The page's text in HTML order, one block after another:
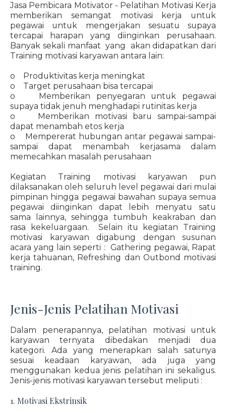
Jasa Pembicara Motivator - Pelatihan Motivasi Kerja
memberikan semangat motivasi kerja untuk
pegawai untuk mengerjakan sesuatu supaya
tercapai harapan yang diinginkan perusahaan.
Banyak sekali manfaat yang akan didapatkan dari
Training motivasi karyawan antara lain:
o Produktivitas kerja meningkat
o Target perusahaan bisa tercapai
o Memberikan penyegaran untuk pegawai
supaya tidak jenuh menghadapi rutinitas kerja
o Memberikan motivasi baru sampai-sampai
dapat menambah etos kerja
o Mempererat hubungan antar pegawai sampai-
sampai dapat menambah kerjasama dalam
memecahkan masalah perusahaan
Kegiatan Training motivasi karyawan pun
dilaksanakan oleh seluruh level pegawai dari mulai
pimpinan hingga pegawai bawahan supaya semua
pegawai diinginkan dapat lebih menyatu satu
sama lainnya, sehingga tumbuh keakraban dan
rasa kekeluargaan. Selain itu kegiatan Training
motivasi karyawan digabung dengan susunan
acara yang lain seperti : Gathering pegawai, Rapat
kerja tahuanan, Refreshing dan Outbond motivasi
training.
Jenis-Jenis Pelatihan Motivasi
Dalam penerapannya, pelatihan motivasi untuk
karyawan ternyata dibedakan menjadi dua
kategori. Ada yang menerapkan salah satunya
sesuai keadaan karyawan, ada juga yang
menggunakan kedua jenis pelatihan ini sekaligus.
Jenis-jenis motivasi karyawan tersebut meliputi :
1. Motivasi Ekstrinsik